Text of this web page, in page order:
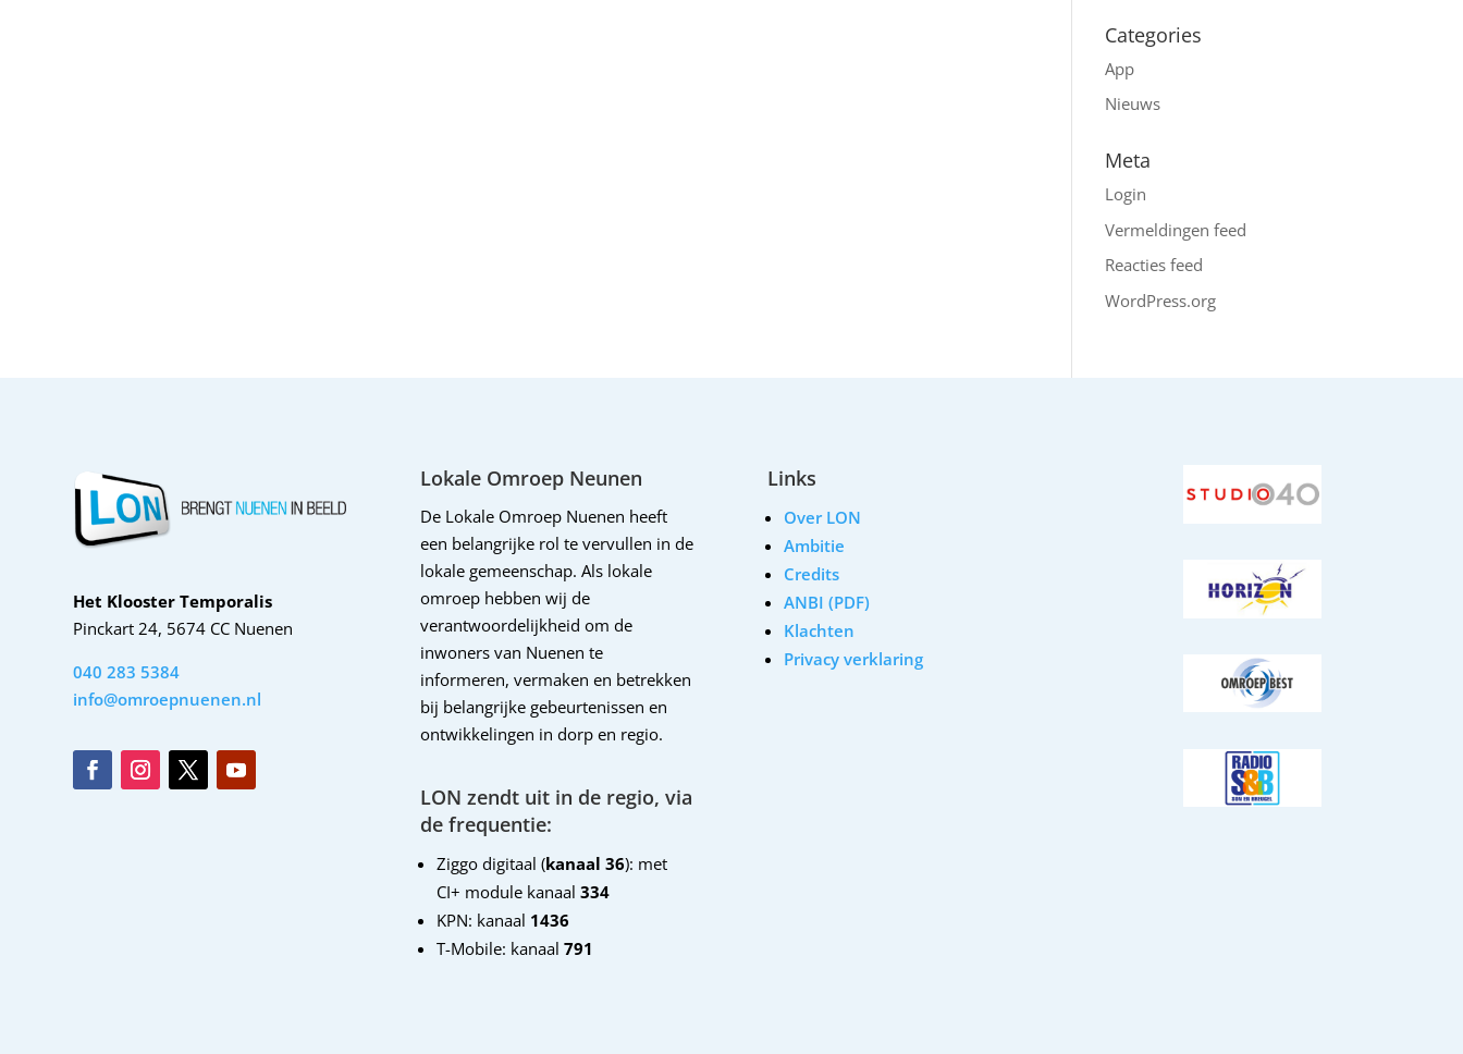
Categories
App
Nieuws
Meta
Login
Vermeldingen feed
Reacties feed
WordPress.org
Het Klooster Temporalis
Pinckart 24, 5674 CC Nuenen
040 283 5384
info@omroepnuenen.nl
Lokale Omroep Neunen
De Lokale Omroep Nuenen heeft
een belangrijke rol te vervullen in de
lokale gemeenschap. Als lokale
omroep hebben wij de
verantwoordelijkheid om de
inwoners van Nuenen te
informeren, vermaken en betrekken
bij belangrijke gebeurtenissen en
ontwikkelingen in dorp en regio.
LON zendt uit in de regio, via
de frequentie:
Ziggo digitaal (kanaal 36): met
CI+ module kanaal 334
KPN: kanaal 1436
T-Mobile: kanaal791
Links
Over LON
Ambitie
Credits
ANBI (PDF)
Klachten
Privacy verklaring